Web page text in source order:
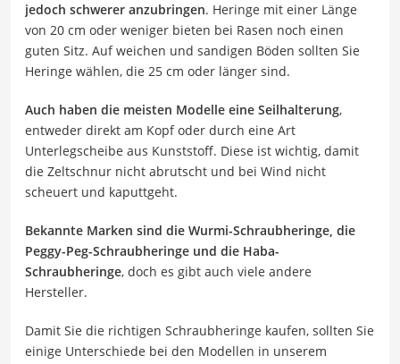
jedoch schwerer anzubringen. Heringe mit einer Länge
von 20 cm oder weniger bieten bei Rasen noch einen
guten Sitz. Auf weichen und sandigen Böden sollten Sie
Heringe wählen, die 25 cm oder länger sind.
Auch haben die meisten Modelle eine Seilhalterung,
entweder direkt am Kopf oder durch eine Art
Unterlegscheibe aus Kunststoff. Diese ist wichtig, damit
die Zeltschnur nicht abrutscht und bei Wind nicht
scheuert und kaputtgeht.
Bekannte Marken sind die Wurmi-Schraubheringe, die
Peggy-Peg-Schraubheringe und die Haba-
Schraubheringe, doch es gibt auch viele andere
Hersteller.
Damit Sie die richtigen Schraubheringe kaufen, sollten Sie
einige Unterschiede bei den Modellen in unserem